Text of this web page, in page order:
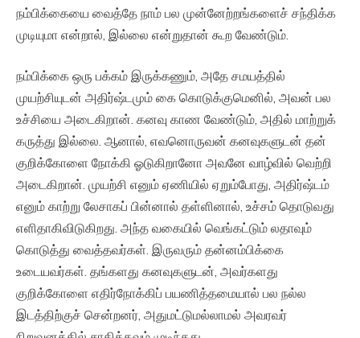
நம்பிக்கையை வைத்தே நாம் பல முன்னேற்றங்களைச் சந்திக்க
முடியுமா என்றால், இல்லை என்றுதான் கூற வேண்டும்.
நம்பிக்கை ஒரு பக்கம் இருக்கணும், அதே சமயத்தில்
முயற்சியுடன் அதிர்ஷ்டமும் கை கொடுக்குமெனில், அவன் பல
உச்சியை அடைகிறான். கனவு காண வேண்டும், அதில் மாற்றுக்
கருத்து இல்லை. ஆனால், எவனொருவன் கனவுகளுடன் தன்
குறிக்கோளை நோக்கி ஓடுகிறானோ அவனே வாழ்வில் வெற்றி
அடைகிறான். முயற்சி எனும் ஏணியில் ஏறும்போது, அதிர்ஷ்டம்
எனும் காற்று லேசாகப் பின்னால் தள்ளினால், உச்சம் தொடுவது
எளிதாகிவிடுகிறது. அந்த வகையில் வெங்கட்டும் லதாவும்
கொடுத்து வைத்தவர்கள். இருவரும் தன்னம்பிக்கை
உடையவர்கள். தங்களது கனவுகளுடன், அவர்களது
குறிக்கோளை எதிர்நோக்கிப் பயணித்தமையால் பல நல்ல
இடத்திற்குச் சென்றனர், அதுமட்டுமல்லாமல் அவரவர்